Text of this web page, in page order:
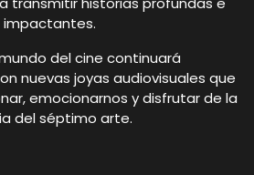
impactantes.
del cine continuará
nuevas joyas audiovisuales que
emocionarnos y disfrutar de la
del séptimo arte.